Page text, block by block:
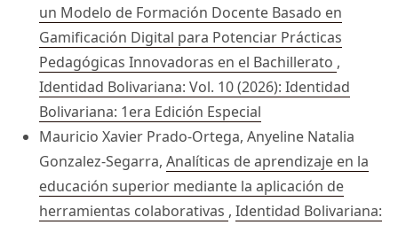
un Modelo de Formación Docente Basado en
Gamificación Digital para Potenciar Prácticas
Pedagógicas Innovadoras en el Bachillerato ,
Identidad Bolivariana: Vol. 10 (2026): Identidad
Bolivariana: 1era Edición Especial
Mauricio Xavier Prado-Ortega, Anyeline Natalia
Gonzalez-Segarra, Analíticas de aprendizaje en la
educación superior mediante la aplicación de
herramientas colaborativas , Identidad Bolivariana: